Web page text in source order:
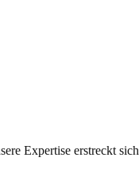
Expertise erstreckt sich